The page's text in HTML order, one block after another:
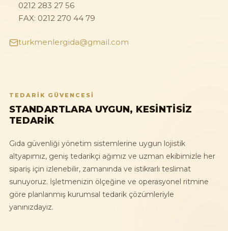
0212 283 27 56
FAX: 0212 270 44 79
turkmenlergida@gmail.com
TEDARIK GÜVENCESI
STANDARTLARA UYGUN, KESINTISIZ
TEDARIK
Gıda güvenliği yönetim sistemlerine uygun lojistik
altyapımız, geniş tedarikçi ağımız ve uzman ekibimizle her
sipariş için izlenebilir, zamanında ve istikrarlı teslimat
sunuyoruz. İşletmenizin ölçeğine ve operasyonel ritmine
göre planlanmış kurumsal tedarik çözümleriyle
yanınızdayız.